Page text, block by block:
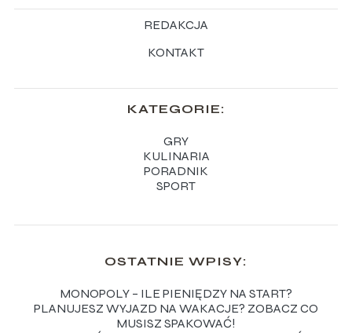
REDAKCJA
KONTAKT
KATEGORIE:
GRY
KULINARIA
PORADNIK
SPORT
OSTATNIE WPISY:
MONOPOLY – ILE PIENIĘDZY NA START?
PLANUJESZ WYJAZD NA WAKACJE? ZOBACZ CO
MUSISZ SPAKOWAĆ!